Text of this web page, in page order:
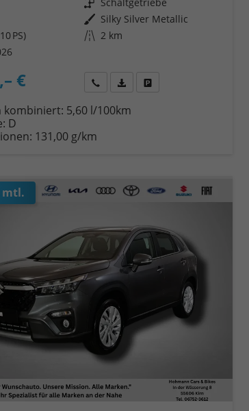
Außenfarbe Silky Silver Metallic
PS) Kilometerstand 2 km
€ Wir rufen Sie an
Fahrzeugexposé (PDF)
Fahrzeug parken
kombiniert: 5,60 l/100km
D
131,00 g/km
mtl.